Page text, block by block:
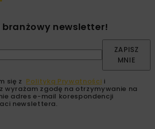
branżowy newsletter!
ZAPISZ
MNIE
się z Polityką Prywatności i
wyrażam zgodę na otrzymywanie na
adres e-mail korespondencji
newslettera.